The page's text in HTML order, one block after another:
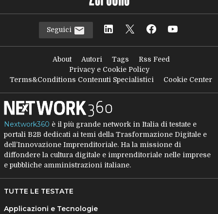
Seguici
About Autori Tags
Rss Feed
Privacy e Cookie Policy
Terms&Conditions Contenuti Specialistici
Cookie Center
Nextwork360 è il più grande network in Italia di testate e
portali B2B dedicati ai temi della Trasformazione Digitale e
dell’Innovazione Imprenditoriale. Ha la missione di
diffondere la cultura digitale e imprenditoriale nelle imprese
e pubbliche amministrazioni italiane.
TUTTE LE TESTATE
Applicazioni e Tecnologie